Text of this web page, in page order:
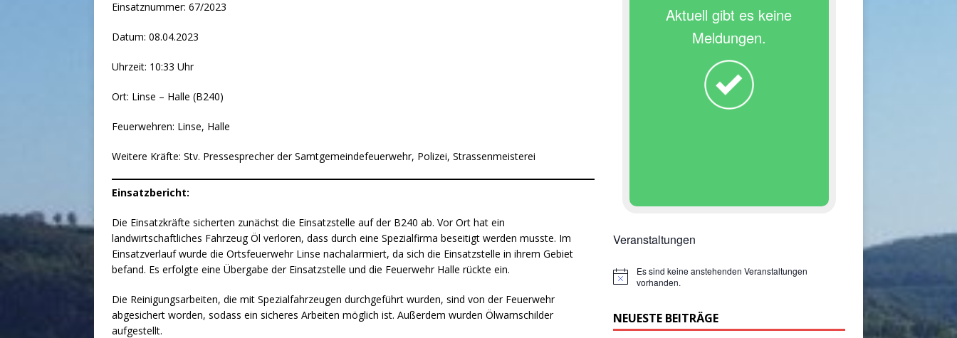
Einsatznummer: 67/2023
Datum: 08.04.2023
Uhrzeit: 10:33 Uhr
Ort: Linse – Halle (B240)
Feuerwehren: Linse, Halle
Weitere Kräfte: Stv. Pressesprecher der Samtgemeindefeuerwehr, Polizei, Strassenmeisterei
Einsatzbericht:
Die Einsatzkräfte sicherten zunächst die Einsatzstelle auf der B240 ab. Vor Ort hat ein
landwirtschaftliches Fahrzeug Öl verloren, dass durch eine Spezialfirma beseitigt werden musste. Im
Einsatzverlauf wurde die Ortsfeuerwehr Linse nachalarmiert, da sich die Einsatzstelle in ihrem Gebiet
befand. Es erfolgte eine Übergabe der Einsatzstelle und die Feuerwehr Halle rückte ein.
Die Reinigungsarbeiten, die mit Spezialfahrzeugen durchgeführt wurden, sind von der Feuerwehr
abgesichert worden, sodass ein sicheres Arbeiten möglich ist. Außerdem wurden Ölwarnschilder
aufgestellt.
Aktuell gibt es keine
Meldungen.
Veranstaltungen
H
w
e
Es sind keine anstehenden Veranstaltungen
vorhanden.
NEUESTE BEITRÄGE